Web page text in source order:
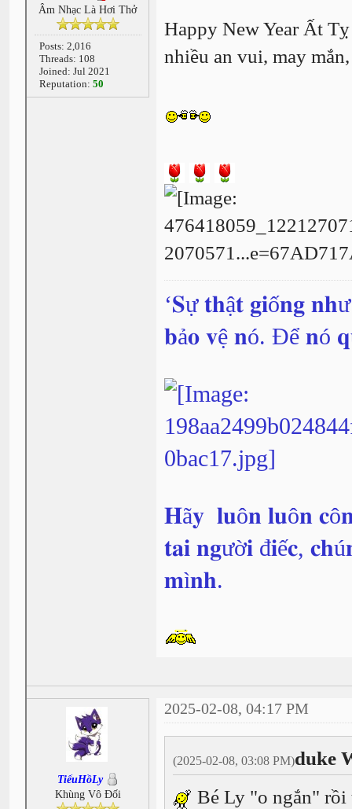
Âm Nhạc Là Hơi Thở
Posts: 2,016
Threads: 108
Joined: Jul 2021
Reputation: 50
Happy New Year Ất
nhiều an vui, may
‘𝐒ự 𝐭𝐡ậ𝐭 𝐠𝐢ố𝐧𝐠
𝐛ả𝐨 𝐯ệ 𝐧ó. Để 𝐧ó
𝐇ã𝐲 𝐥𝐮ô𝐧 𝐥𝐮ô𝐧
𝐭𝐚𝐢 𝐧𝐠ườ𝐢 đ𝐢ế𝐜,
𝐦ì𝐧𝐡.
TiểuHồLy
Khùng Vô Đối
2025-02-08, 04:17 PM
(2025-02-08, 03:08 PM)duke
Bé Ly "o ngắn"